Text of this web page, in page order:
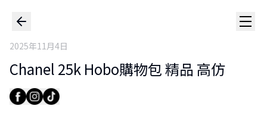
2025年11月4日
Chanel 25k Hobo購物包 精品 高仿